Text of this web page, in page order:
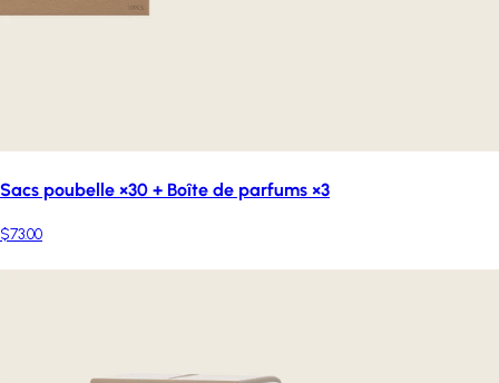
Sacs poubelle ×30 + Boîte de parfums ×3
$73.00